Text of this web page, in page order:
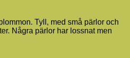
Tyll, med små pärlor och
Några pärlor har lossnat men